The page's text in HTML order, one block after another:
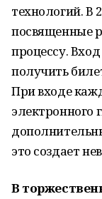
технологий. В
посвященные
процессу.
получить
При входе
электронного
это создает
В